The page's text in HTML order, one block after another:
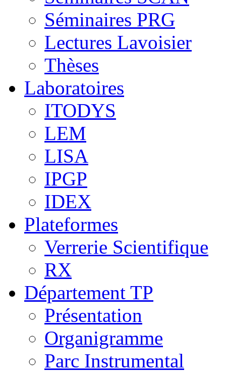
Séminaires PRG
Lectures Lavoisier
Thèses
Laboratoires
ITODYS
LEM
LISA
IPGP
IDEX
Plateformes
Verrerie Scientifique
RX
Département TP
Présentation
Organigramme
Parc Instrumental